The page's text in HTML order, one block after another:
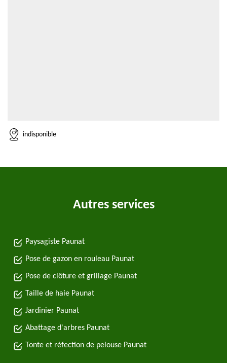
indisponible
Autres services
Paysagiste Paunat
Pose de gazon en rouleau Paunat
Pose de clôture et grillage Paunat
Taille de haie Paunat
Jardinier Paunat
Abattage d'arbres Paunat
Tonte et réfection de pelouse Paunat